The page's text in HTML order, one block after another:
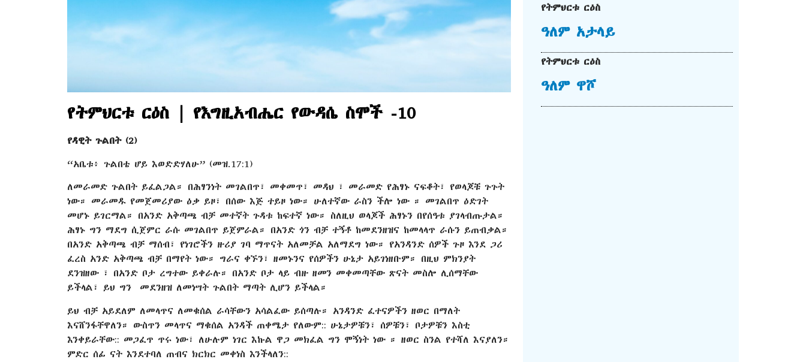
የትምህርቱ ርዕስ | የእግዚአብሔር የውዳሴ ስሞች -10
የዳዊት ጉልበት (2)
“አቤቱ፥ ጉልበቴ ሆይ እወድድሃለሁ” (መዝ.17:1)
ለመራመድ ጉልበት ይፈልጋል። በሕፃንነት መገልበጥ፣ መቀመጥ፣ መዳህ ፣ መራመድ የሕፃኑ ናፍቆት፣ የወላጆቹ ጉጉት
ነው። መራመዱ የመጀመሪያው ዕቃ ይዞ፣ በሰው እጅ ተይዞ ነው። ሁለተኛው ራስን ችሎ ነው ። መገልበጥ ዕድገት
መሆኑ ይገርማል። በአንድ አቅጣጫ ብቻ መተኛት ጉዳቱ ከፍተኛ ነው። ስለዚህ ወላጆች ሕፃኑን በየሰዓቱ ያገላብጡታል።
ሕፃኑ ግን ማደግ ሲጀምር ራሱ መገልበጥ ይጀምራል። በአንድ ጎን ብቻ ተኝቶ ከመደንዘዝና ከመላላጥ ራሱን ይጠብቃል።
በአንድ አቅጣጫ ብቻ ማሰብ፣ የነገሮችን ዙሪያ ገባ ማጥናት አለመቻል አለማደግ ነው። የአንዳንድ ሰዎች ጉዞ እንደ ጋሪ
ፈረስ አንድ አቅጣጫ ብቻ በማየት ነው። ግራና ቀኙን፣ ዘመኑንና የሰዎችን ሁኔታ አይገነዘቡም። በዚህ ምክንያት
ደንዝዘው ፣ በአንድ ቦታ ረግተው ይቀራሉ። በአንድ ቦታ ላይ ብዙ ዘመን መቀመጣቸው ጽናት መስሎ ሊሰማቸው
ይችላል፣ ይህ ግን መደንዘዝ ለመነሣት ጉልበት ማጣት ሊሆን ይችላል።
ይህ ብቻ አይደለም ለመላጥና ለመቁሰል ራሳቸውን አሳልፈው ይሰጣሉ። አንዳንድ ፈተናዎችን ዘወር በማለት
እናሸንፋቸዋለን። ውስጥን መላጥና ማቁሰል አንዳች ጠቀሜታ የለውም:: ሁኔታዎቹን፣ ሰዎቹን፣ ቦታዎቹን እስቲ
እንቀይራቸው:: መጋፈጥ ጥሩ ነው፣ ለሁሉም ነገር እኩል ዋጋ መክፈል ግን ሞኝነት ነው ። ዘወር ስንል የተሻለ እናያለን።
ምድር ሰፊ ናት እንደተባለ ጠብና ክርክር መቀነስ እንችላለን::
የትምህርቱ ርዕስ
ዓለም አታላይ
የትምህርቱ ርዕስ
ዓለም ዋሾ